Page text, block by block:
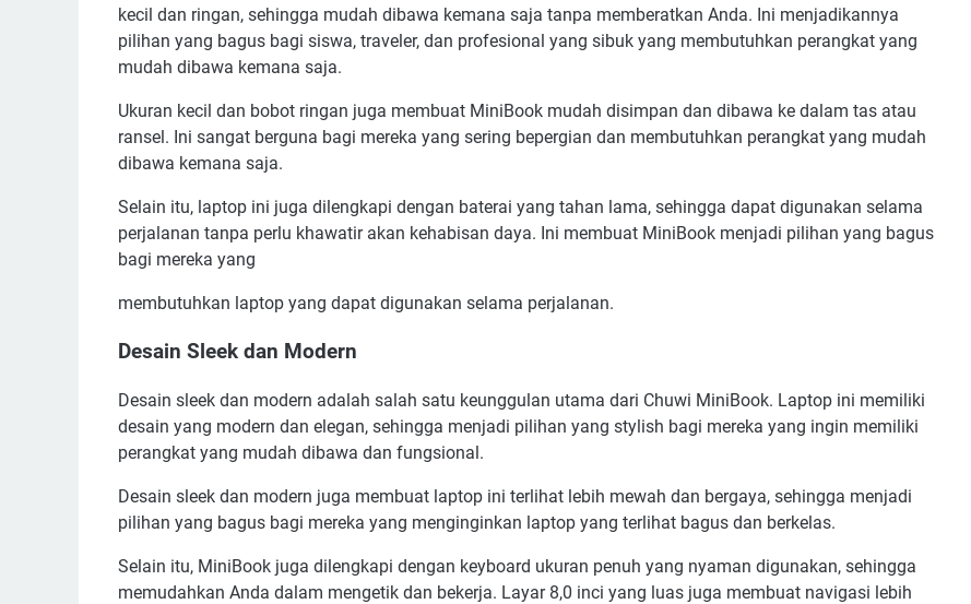
kecil dan ringan, sehingga mudah dibawa kemana saja tanpa memberatkan Anda. Ini menjadikannya
pilihan yang bagus bagi siswa, traveler, dan profesional yang sibuk yang membutuhkan perangkat yang
mudah dibawa kemana saja.
Ukuran kecil dan bobot ringan juga membuat MiniBook mudah disimpan dan dibawa ke dalam tas atau
ransel. Ini sangat berguna bagi mereka yang sering bepergian dan membutuhkan perangkat yang mudah
dibawa kemana saja.
Selain itu, laptop ini juga dilengkapi dengan baterai yang tahan lama, sehingga dapat digunakan selama
perjalanan tanpa perlu khawatir akan kehabisan daya. Ini membuat MiniBook menjadi pilihan yang bagus
bagi mereka yang
membutuhkan laptop yang dapat digunakan selama perjalanan.
Desain Sleek dan Modern
Desain sleek dan modern adalah salah satu keunggulan utama dari Chuwi MiniBook. Laptop ini memiliki
desain yang modern dan elegan, sehingga menjadi pilihan yang stylish bagi mereka yang ingin memiliki
perangkat yang mudah dibawa dan fungsional.
Desain sleek dan modern juga membuat laptop ini terlihat lebih mewah dan bergaya, sehingga menjadi
pilihan yang bagus bagi mereka yang menginginkan laptop yang terlihat bagus dan berkelas.
Selain itu, MiniBook juga dilengkapi dengan keyboard ukuran penuh yang nyaman digunakan, sehingga
memudahkan Anda dalam mengetik dan bekerja. Layar 8,0 inci yang luas juga membuat navigasi lebih